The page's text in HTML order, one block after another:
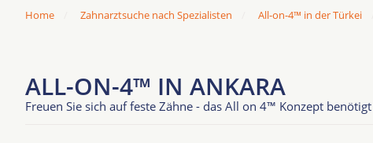
Home Zahnarztsuche nach Spezialisten All-on-4™ in der Türkei
ALL-ON-4™ IN ANKARA
Freuen Sie sich auf feste Zähne - das All on 4™ Konzept